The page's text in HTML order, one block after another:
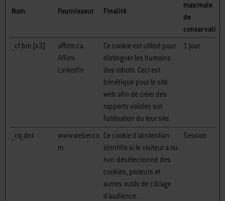
Nom Fournisseur Finalité
maximale
de
conservation
__cf_bm [x3]
affirm.ca
Affirm
LinkedIn
Ce cookie est utilisé pour
distinguer les humains
des robots. Ceci est
bénéfique pour le site
web afin de créer des
rapports valides sur
l'utilisation du leur site.
1 jour
__cq_dnt
www.weber.co
m
Ce cookie d'abstention
identifie si le visiteur a ou
non désélectionné des
cookies, pisteurs et
autres outils de ciblage
d'audience.
Session